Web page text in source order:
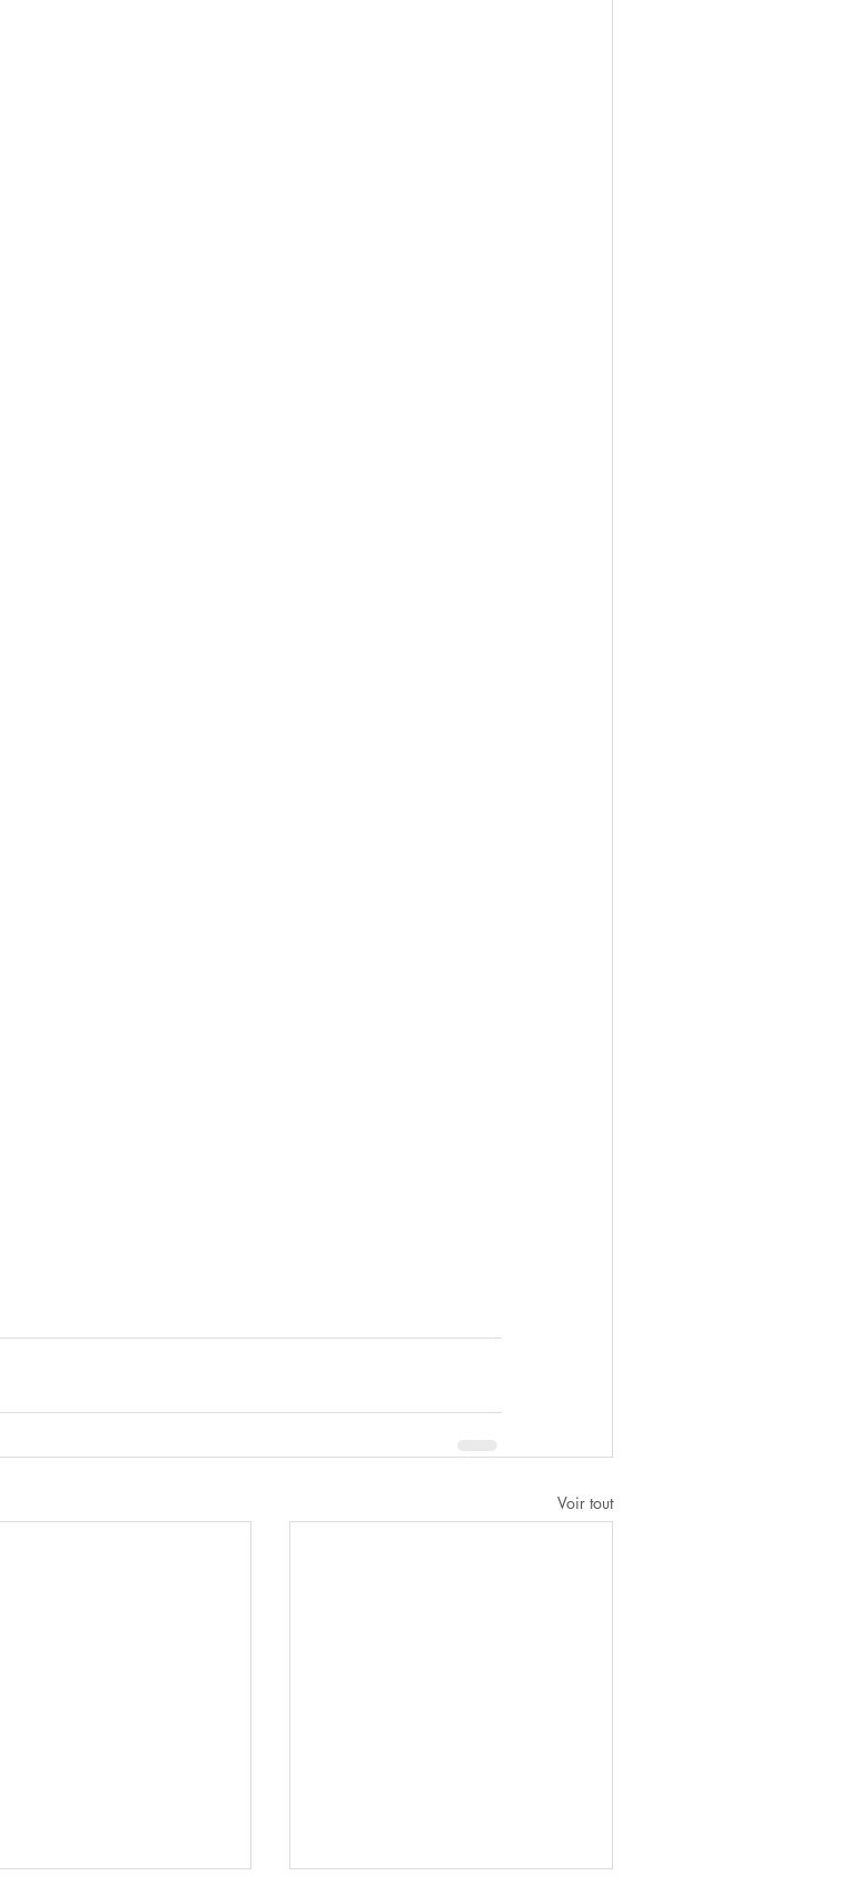
Voir tout